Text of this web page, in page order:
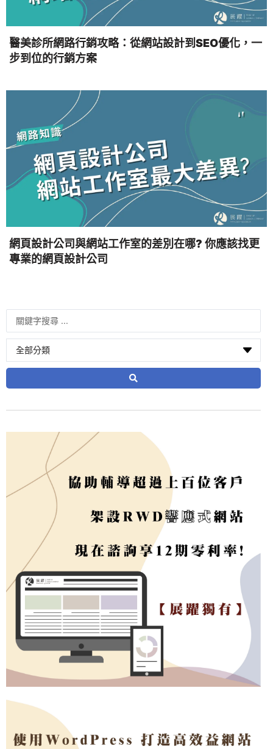
醫美診所網路行銷攻略：從網站設計到SEO優化，一
步到位的行銷方案
網頁設計公司與網站工作室的差別在哪? 你應該找更
專業的網頁設計公司